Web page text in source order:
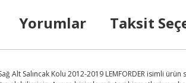
Yorumlar Taksit
Alt Salıncak Kolu 2012-2019 LEMFORDER isimli